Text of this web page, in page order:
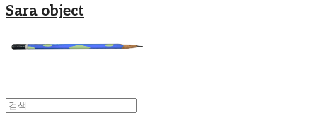
Sara object